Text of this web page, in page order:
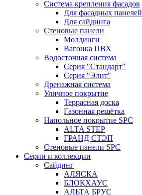
Система крепления фасадов
Для фасадных панелей
Для сайдинга
Стеновые панели
Молдинги
Вагонка ПВХ
Водосточная система
Серия "Стандарт"
Серия "Элит"
Дренажная система
Уличное покрытие
Террасная доска
Газонная решётка
Напольное покрытие SPC
ALTA STEP
ГРАНД СТЭП
Стеновые панели SPC
Серии и коллекции
Сайдинг
АЛЯСКА
БЛОКХАУС
АЛЬТА БРУС